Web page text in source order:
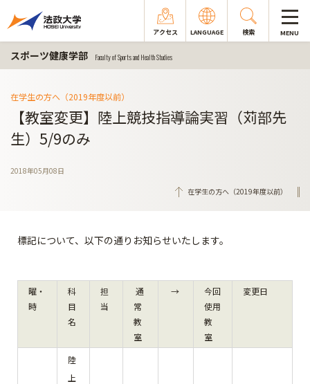
アクセス LANGUAGE 検索 MENU
スポーツ健康学部 Faculty of Sports and Health Studies
在学生の方へ（2019年度以前）
【教室変更】陸上競技指導論実習（苅部先
生）5/9のみ
2018年05月08日
在学生の方へ（2019年度以前）
標記について、以下の通りお知らせいたします。
曜・
時
科
目
名
担
当
通
常
教
室
→
今回
使用
教
室
変更日
陸
上